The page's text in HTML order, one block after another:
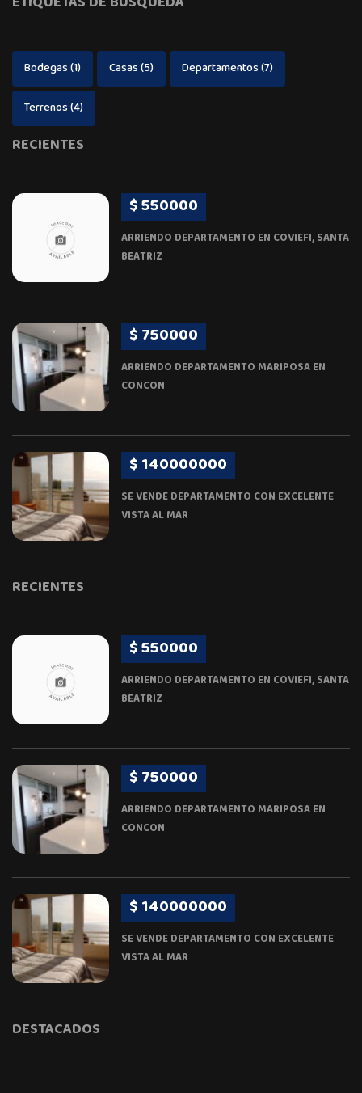
Bodegas(1) Casas(5) Departamentos(7)
Terrenos(4)
RECIENTES
$ 550000
ARRIENDO DEPARTAMENTO EN COVIEFI, SANTA
BEATRIZ
$ 750000
ARRIENDO DEPARTAMENTO MARIPOSA EN
CONCON
$ 140000000
SE VENDE DEPARTAMENTO CON EXCELENTE
VISTA AL MAR
RECIENTES
$ 550000
ARRIENDO DEPARTAMENTO EN COVIEFI, SANTA
BEATRIZ
$ 750000
ARRIENDO DEPARTAMENTO MARIPOSA EN
CONCON
$ 140000000
SE VENDE DEPARTAMENTO CON EXCELENTE
VISTA AL MAR
DESTACADOS